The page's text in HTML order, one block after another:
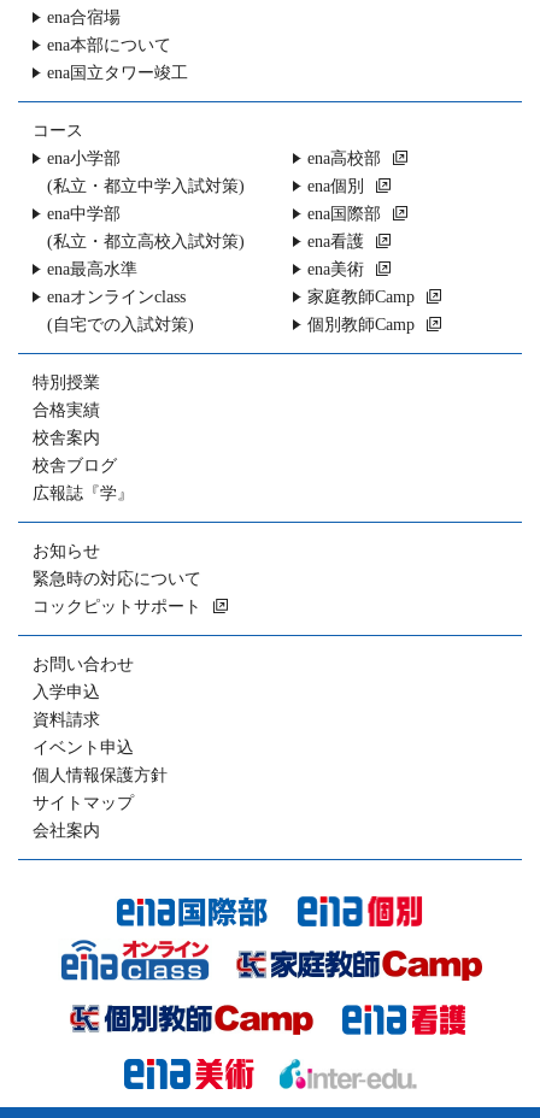
ena合宿場
ena本部について
ena国立タワー竣工
コース
ena小学部
(私立・都立中学入試対策)
ena中学部
(私立・都立高校入試対策)
ena最高水準
enaオンラインclass
(自宅での入試対策)
ena高校部
ena個別
ena国際部
ena看護
ena美術
家庭教師Camp
個別教師Camp
特別授業
合格実績
校舎案内
校舎ブログ
広報誌『学』
お知らせ
緊急時の対応について
コックピットサポート
お問い合わせ
入学申込
資料請求
イベント申込
個人情報保護方針
サイトマップ
会社案内